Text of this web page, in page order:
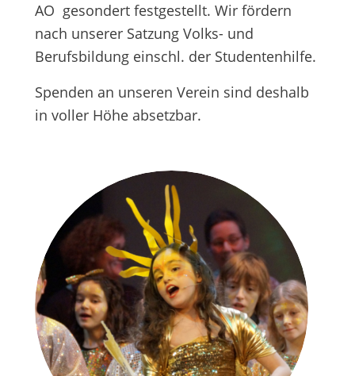
AO gesondert festgestellt. Wir fördern
nach unserer Satzung Volks- und
Berufsbildung einschl. der Studentenhilfe.
Spenden an unseren Verein sind deshalb
in voller Höhe absetzbar.